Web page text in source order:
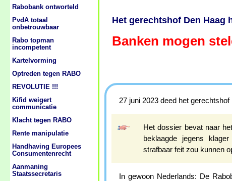
Het gerechtshof Den Haag
Banken mogen
27 juni 2023 deed het
Het dossier bevat naar
beklaagde jegens
strafbaar feit zou kunnen
In gewoon Nederlands: De
Rabobank ontworteld
PvdA totaal
onbetrouwbaar
Rabo topman
incompetent
Kartelvorming
Optreden tegen RABO
REVOLUTIE !!!
Kifid weigert
communicatie
Klacht tegen RABO
Rente manipulatie
Handhaving Europees
Consumentenrecht
Aanmaning
Staatssecretaris